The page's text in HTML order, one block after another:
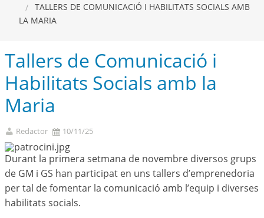
TALLERS DE COMUNICACIÓ I HABILITATS SOCIALS AMB
LA MARIA
Tallers de Comunicació i
Habilitats Socials amb la
Maria
Redactor 10/11/25
Durant la primera setmana de novembre diversos grups
de GM i GS han participat en uns tallers d’emprenedoria
per tal de fomentar la comunicació amb l’equip i diverses
habilitats socials.